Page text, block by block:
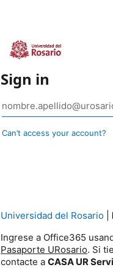
Sign in
Can’t access your account?
Universidad del Rosario
Ingrese a Office365
Pasaporte URosario. Si
contacte a CASA UR